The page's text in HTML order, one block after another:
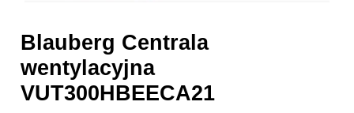
Blauberg Centrala
wentylacyjna
VUT300HBEECA21